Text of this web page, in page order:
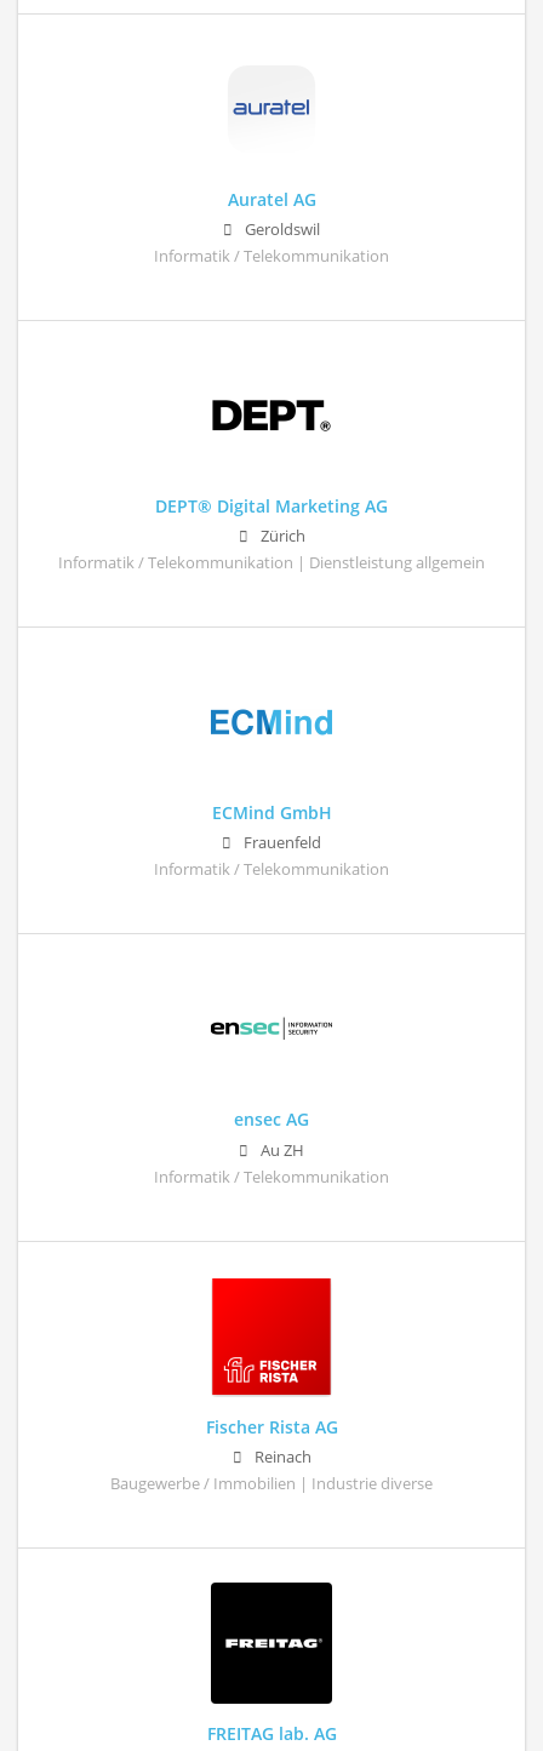
Auratel AG
Geroldswil
Informatik / Telekommunikation
DEPT® Digital Marketing AG
Zürich
Informatik / Telekommunikation | Dienstleistung allgemein
ECMind GmbH
Frauenfeld
Informatik / Telekommunikation
ensec AG
Au ZH
Informatik / Telekommunikation
Fischer Rista AG
Reinach
Baugewerbe / Immobilien | Industrie diverse
FREITAG lab. AG